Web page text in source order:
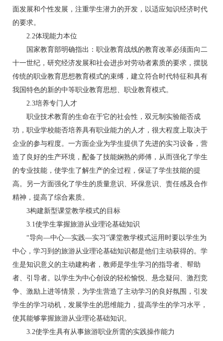
面发展和个性发展，注重学生潜力的开发，以适应知识经济时代
的要求。
2.2体现能力本位
国家教育部明确指出：职业教育战线的教育改革必须面向二
十一世纪，研究经济发展和社会进步对劳动者素质的要求，摆脱
传统的职业教育思想教育模式的束缚，建立符合时代特征和具有
我国特色的新的中等职业教育思想、职业教育模式。
2.3培养专门人才
职业技术教育的生命在于它的社会性，双元制实验能否成
功，职业学校能否培养具有职业能力的人才，很大程度上取决于
企业的参与程度。一方面企业为学生提供了先进的实习设备，营
造了良好的生产环境，配备了技能娴熟的师傅，从而强化了学生
的专业技能，使学生了解生产的全过程，保证了学生技能的提
高。另一方面强化了学生的质量意识、环保意识、责任感及合作
精神，提高了综合素质。
3构建新型课堂教学模式的目标
3.1使学生掌握旅游从业理论基础知识
“导向—中心—实践—实习”课堂教学模式运用时要以学生为
中心，学习到的旅游从业理论基础知识都是他们主动获得的。学
生是知识意义的主动建构者，教师是学生学习的指导者、帮助
者、引导者。以学生为中心创设的轻松愉悦、悬念疑问、激烈竞
争、激励上进等情景，为学生营造了主动学习的良好氛围，引发
学生的学习动机，发展学生的思维能力，提高学生的学习水平，
使其能够掌握旅游从业理论基础知识。
3.2使学生具有从事旅游职业所需的实践操作能力